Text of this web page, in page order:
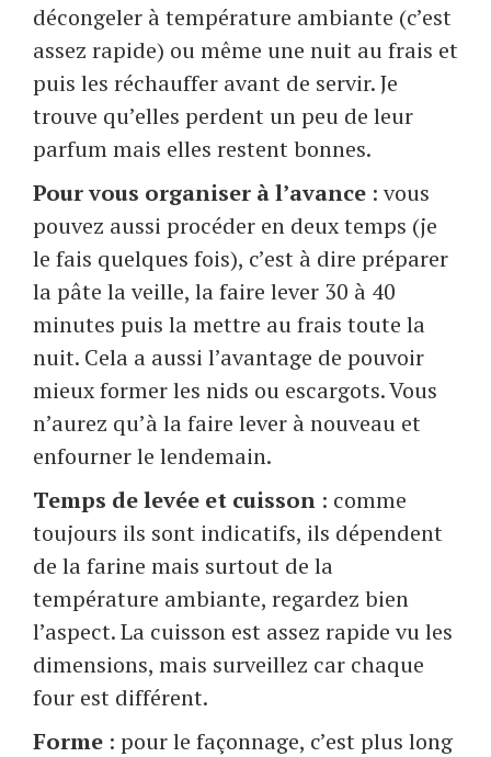
décongeler à température ambiante (c’est
assez rapide) ou même une nuit au frais et
puis les réchauffer avant de servir. Je
trouve qu’elles perdent un peu de leur
parfum mais elles restent bonnes.
Pour vous organiser à l’avance : vous
pouvez aussi procéder en deux temps (je
le fais quelques fois), c’est à dire préparer
la pâte la veille, la faire lever 30 à 40
minutes puis la mettre au frais toute la
nuit. Cela a aussi l’avantage de pouvoir
mieux former les nids ou escargots. Vous
n’aurez qu’à la faire lever à nouveau et
enfourner le lendemain.
Temps de levée et cuisson : comme
toujours ils sont indicatifs, ils dépendent
de la farine mais surtout de la
température ambiante, regardez bien
l’aspect. La cuisson est assez rapide vu les
dimensions, mais surveillez car chaque
four est différent.
Forme : pour le façonnage, c’est plus long